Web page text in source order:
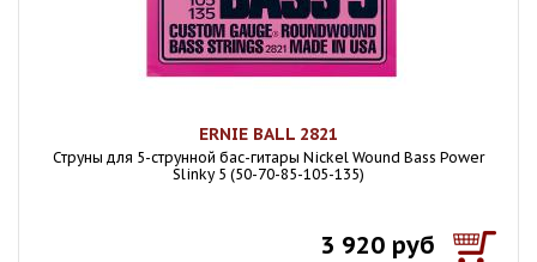
ERNIE BALL 2821
Струны для 5-струнной бас-гитары Nickel Wound Bass Power
Slinky 5 (50-70-85-105-135)
3 920 руб